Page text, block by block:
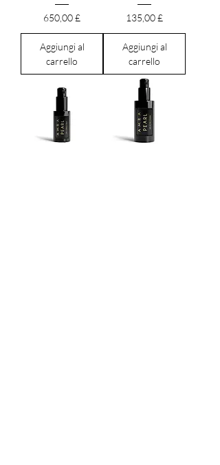
Prezzo
650,00 £
Aggiungi al
carrello
Prezzo
135,00 £
Aggiungi al
carrello